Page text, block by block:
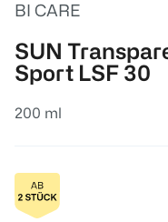
BI CARE
SUN
Sport LSF 30
200 ml